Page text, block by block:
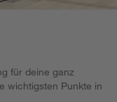
für deine ganz
wichtigsten Punkte in